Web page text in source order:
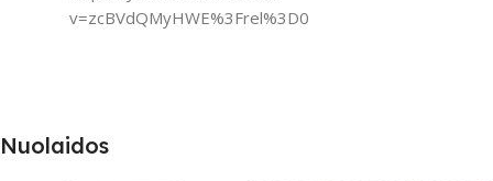
v=zcBVdQMyHWE%3Frel%3D0
Nuolaidos